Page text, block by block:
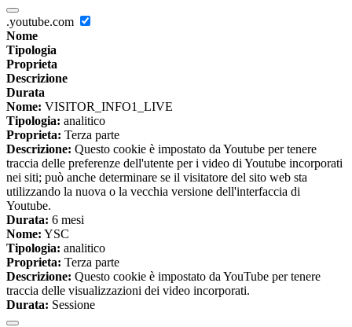
.youtube.com
Nome
Tipologia
Proprieta
Descrizione
Durata
Nome: VISITOR_INFO1_LIVE
Tipologia: analitico
Proprieta: Terza parte
Descrizione: Questo cookie è impostato da Youtube per tenere
traccia delle preferenze dell'utente per i video di Youtube incorporati
nei siti; può anche determinare se il visitatore del sito web sta
utilizzando la nuova o la vecchia versione dell'interfaccia di
Youtube.
Durata: 6 mesi
Nome: YSC
Tipologia: analitico
Proprieta: Terza parte
Descrizione: Questo cookie è impostato da YouTube per tenere
traccia delle visualizzazioni dei video incorporati.
Durata: Sessione